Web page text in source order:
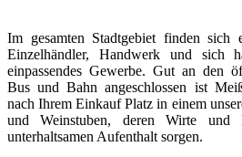
Im gesamten Stadtgebiet finden sich
Einzelhändler, Handwerk und sich
einpassendes Gewerbe. Gut an den
Bus und Bahn angeschlossen ist
nach Ihrem Einkauf Platz in einem
und Weinstuben, deren Wirte und
unterhaltsamen Aufenthalt sorgen.